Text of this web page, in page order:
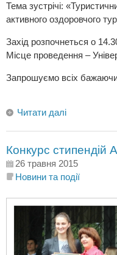
Тема зустрічі:
активного оздоровчого
Захід розпочнеться о
Місце проведення –
Запрошуємо всіх
Читати далі
Конкурс
26 травня 2015
Новини та події